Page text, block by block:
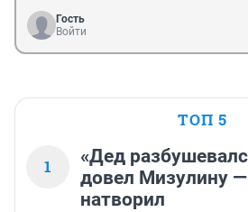
Гость
Войти
ТОП 5
1
«Дед
довел Мизулину
натворил